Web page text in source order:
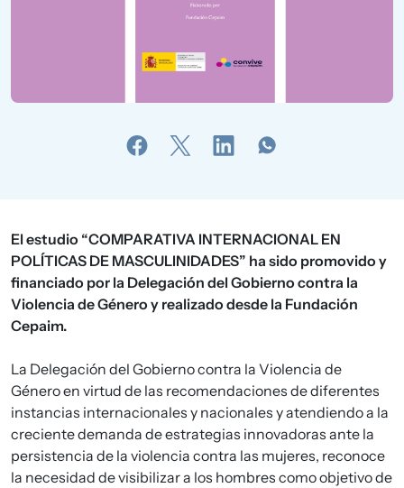
El estudio “COMPARATIVA INTERNACIONAL EN
POLÍTICAS DE MASCULINIDADES” ha sido promovido y
financiado por la Delegación del Gobierno contra la
Violencia de Género y realizado desde la Fundación
Cepaim.
La Delegación del Gobierno contra la Violencia de
Género en virtud de las recomendaciones de diferentes
instancias internacionales y nacionales y atendiendo a la
creciente demanda de estrategias innovadoras ante la
persistencia de la violencia contra las mujeres, reconoce
la necesidad de visibilizar a los hombres como objetivo de